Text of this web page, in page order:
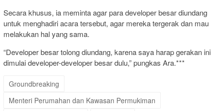
Secara khusus, ia meminta agar para developer besar diundang
untuk menghadiri acara tersebut, agar mereka tergerak dan mau
melakukan hal yang sama.
“Developer besar tolong diundang, karena saya harap gerakan ini
dimulai developer-developer besar dulu,” pungkas Ara.***
Groundbreaking
Menteri Perumahan dan Kawasan Permukiman